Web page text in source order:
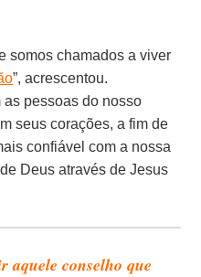
somos chamados a viver
”, acrescentou.
as pessoas do nosso
seus corações, a fim de
confiável com a nossa
Deus através de Jesus
aquele conselho que